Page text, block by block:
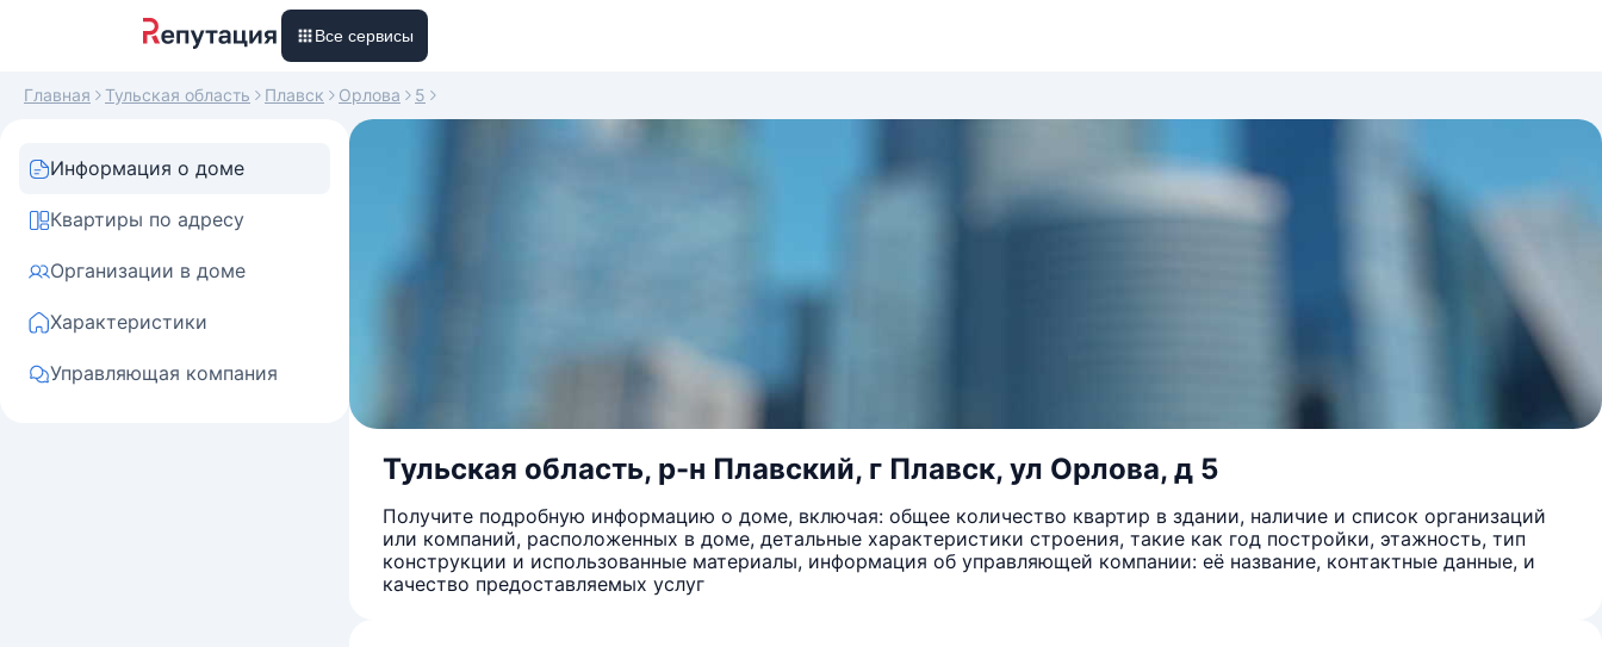
Все сервисы
Главная Тульская область Плавск Орлова 5
Информация о доме
Квартиры по адресу
Организации в доме
Характеристики
Управляющая компания
Тульская область, р-н Плавский, г Плавск, ул Орлова, д 5
Получите подробную информацию о доме, включая: общее количество квартир в здании, наличие и список организаций
или компаний, расположенных в доме, детальные характеристики строения, такие как год постройки, этажность, тип
конструкции и использованные материалы, информация об управляющей компании: её название, контактные данные, и
качество предоставляемых услуг